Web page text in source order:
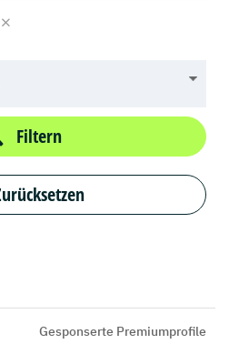
Filtern
Gesponserte Premiumprofile